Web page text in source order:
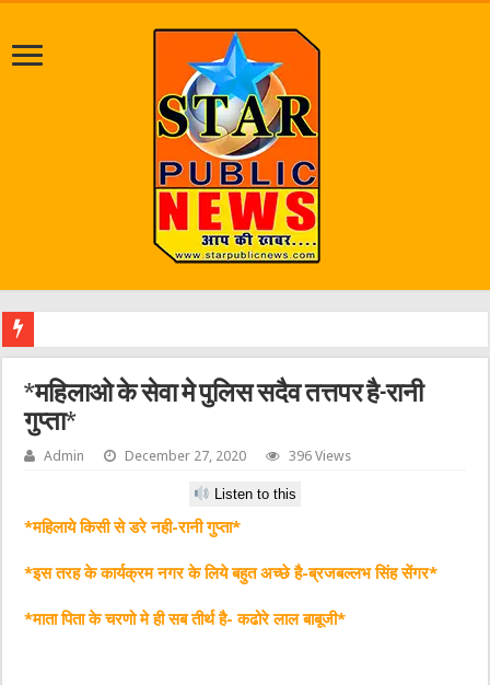
*महिलाओ के सेवा मे पुलिस सदैव तत्तपर है-रानी
गुप्ता*
Admin December 27, 2020 396 Views
Listen to this
*महिलाये किसी से डरे नही-रानी गुप्ता*
*इस तरह के कार्यक्रम नगर के लिये बहुत अच्छे है-ब्रजबल्लभ सिंह सेंगर*
*माता पिता के चरणो मे ही सब तीर्थ है- कढोरे लाल बाबूजी*